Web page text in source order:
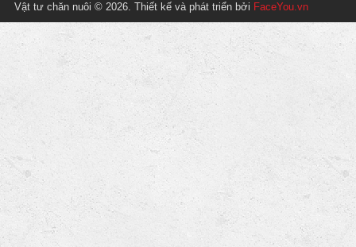
Vật tư chăn nuôi © 2026. Thiết kế và phát triển bởi FaceYou.vn